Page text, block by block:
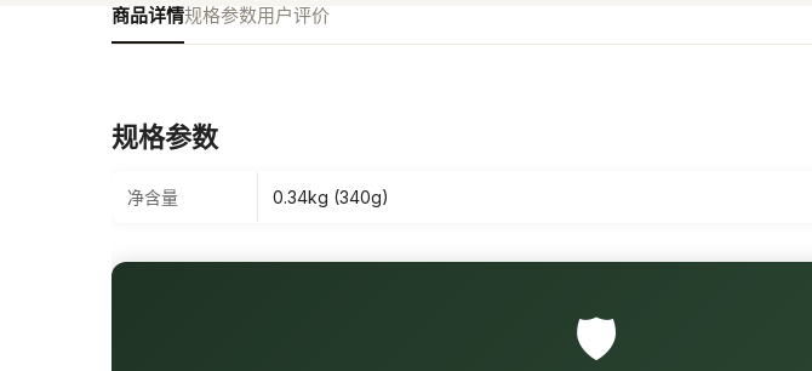
商品详情规格参数用户评价
规格参数
净含量 0.34kg (340g)
🛡️